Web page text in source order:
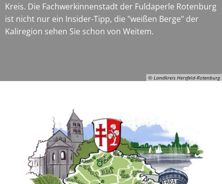
© Landkreis Hersfeld-Rotenburg
© Landkreis Hersfeld-Rotenburg
Kreis. Die Fachwerkinnenstadt der Fuldaperle Rotenburg
ist nicht nur ein Insider-Tipp, die "weißen Berge" der
Kaliregion sehen Sie schon von Weitem.